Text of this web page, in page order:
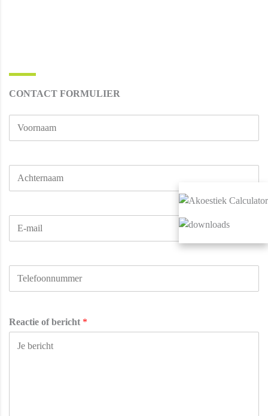
CONTACT FORMULIER
Reactie of bericht *